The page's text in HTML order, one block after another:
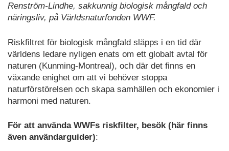
Renström-Lindhe, sakkunnig biologisk mångfald och
näringsliv, på Världsnaturfonden WWF.
Riskfiltret för biologisk mångfald släpps i en tid där
världens ledare nyligen enats om ett globalt avtal för
naturen (Kunming-Montreal), och där det finns en
växande enighet om att vi behöver stoppa
naturförstörelsen och skapa samhällen och ekonomier i
harmoni med naturen.
För att använda WWFs riskfilter, besök (här finns
även användarguider):